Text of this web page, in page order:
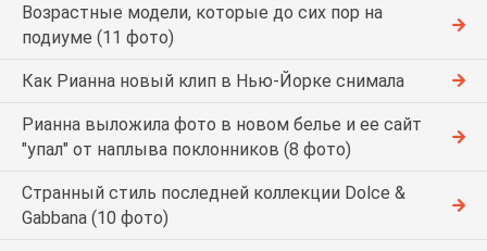
Возрастные модели, которые до сих пор на
подиуме (11 фото)
Как Рианна новый клип в Нью-Йорке снимала
Рианна выложила фото в новом белье и ее сайт
"упал" от наплыва поклонников (8 фото)
Странный стиль последней коллекции Dolce &
Gabbana (10 фото)